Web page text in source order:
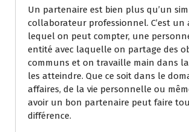
Un partenaire est bien plus qu’un
collaborateur professionnel. C’est un
lequel on peut compter, une
entité avec laquelle on partage des
communs et on travaille main dans
les atteindre. Que ce soit dans le
affaires, de la vie personnelle ou
avoir un bon partenaire peut faire
différence.